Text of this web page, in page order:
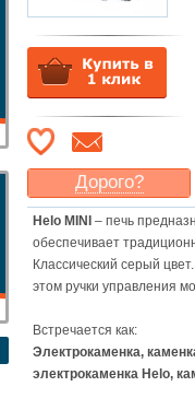
Дорого?
Какая ценамогла бы
Васустроить?
Указать цену
Helo MINI – печь
обеспечивает
Классический серый
этом ручки управления
Встречается как:
Электрокаменка,
электрокаменка Helo,